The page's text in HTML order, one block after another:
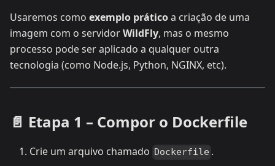
Usaremos como exemplo práticoa criação de uma
imagem com o servidorWildFly, mas o mesmo
processo pode ser aplicado a qualquer outra
tecnologia (como Node.js, Python, NGINX, etc).
📄 Etapa 1 – Compor o Dockerfile
Crie um arquivo chamado Dockerfile .